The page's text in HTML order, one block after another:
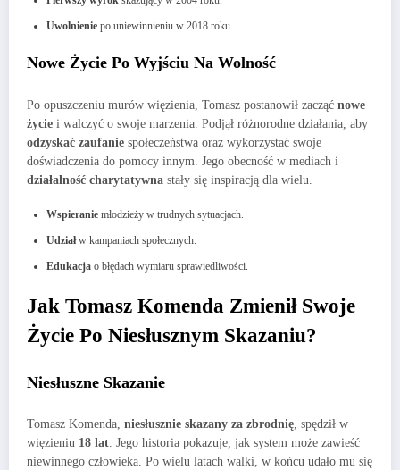
Uwolnienie po uniewinnieniu w 2018 roku.
Nowe Życie Po Wyjściu Na Wolność
Po opuszczeniu murów więzienia, Tomasz postanowił zacząć nowe
życie i walczyć o swoje marzenia. Podjął różnorodne działania, aby
odzyskać zaufanie społeczeństwa oraz wykorzystać swoje
doświadczenia do pomocy innym. Jego obecność w mediach i
działalność charytatywna stały się inspiracją dla wielu.
Wspieranie młodzieży w trudnych sytuacjach.
Udziałw kampaniach społecznych.
Edukacja o błędach wymiaru sprawiedliwości.
Jak Tomasz Komenda Zmienił Swoje
Życie Po Niesłusznym Skazaniu?
Niesłuszne Skazanie
Tomasz Komenda, niesłusznie skazany za zbrodnię, spędził w
więzieniu 18 lat. Jego historia pokazuje, jak system może zawieść
niewinnego człowieka. Po wielu latach walki, w końcu udało mu się